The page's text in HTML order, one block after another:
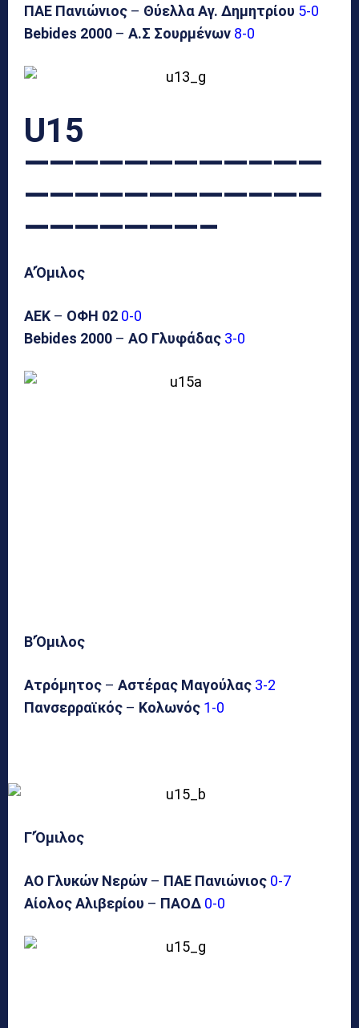
ΠΑΕ Πανιώνιος – Θύελλα Αγ. Δημητρίου 5-0
Bebides 2000 – Α.Σ Σουρμένων 8-0
U15
————————————
————————————
———————–
Α’Όμιλος
ΑΕΚ – ΟΦΗ 02 0-0
Bebides 2000 – ΑΟ Γλυφάδας 3-0
Β’Όμιλος
Ατρόμητος – Αστέρας Μαγούλας 3-2
Πανσερραϊκός – Κολωνός 1-0
Γ’Όμιλος
ΑΟ Γλυκών Νερών – ΠΑΕ Πανιώνιος 0-7
Αίολος Αλιβερίου – ΠΑΟΔ 0-0